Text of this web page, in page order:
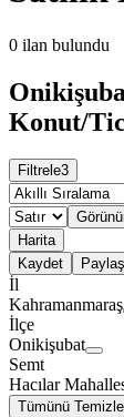
0 ilan bulundu
Konut/
Filtrele3
Harita
Kaydet
Paylaş
İl
Kahramanmaraş
İlçe
Onikişubat
Semt
Hacılar
Tümünü Temizle